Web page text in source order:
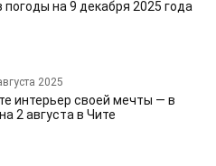
погоды на 9 декабря 2025 года
2025
интерьер своей мечты — в
2 августа в Чите